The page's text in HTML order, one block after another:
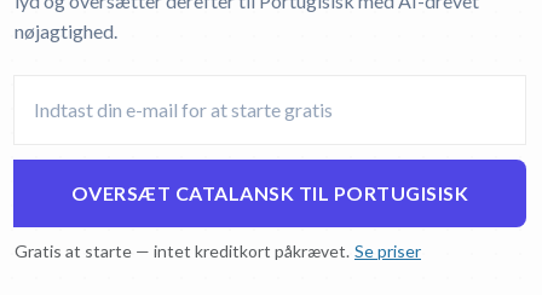
nøjagtighed.
OVERSÆT CATALANSK TIL PORTUGISISK
Gratis at starte — intet kreditkort påkrævet. Se priser